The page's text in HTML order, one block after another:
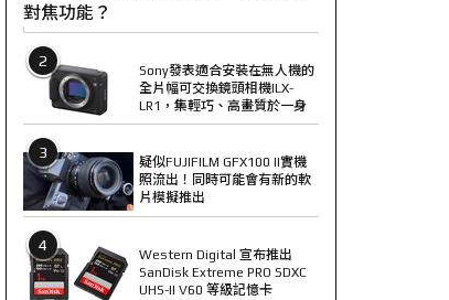
對焦功能？
2
Sony發表適合安裝在無人機的
全片幅可交換鏡頭相機ILX-
LR1，集輕巧、高畫質於一身
3
疑似FUJIFILM GFX100 II實機
照流出！同時可能會有新的軟
片模擬推出
4
Western Digital 宣布推出
SanDisk Extreme PRO SDXC
UHS-II V60 等級記憶卡